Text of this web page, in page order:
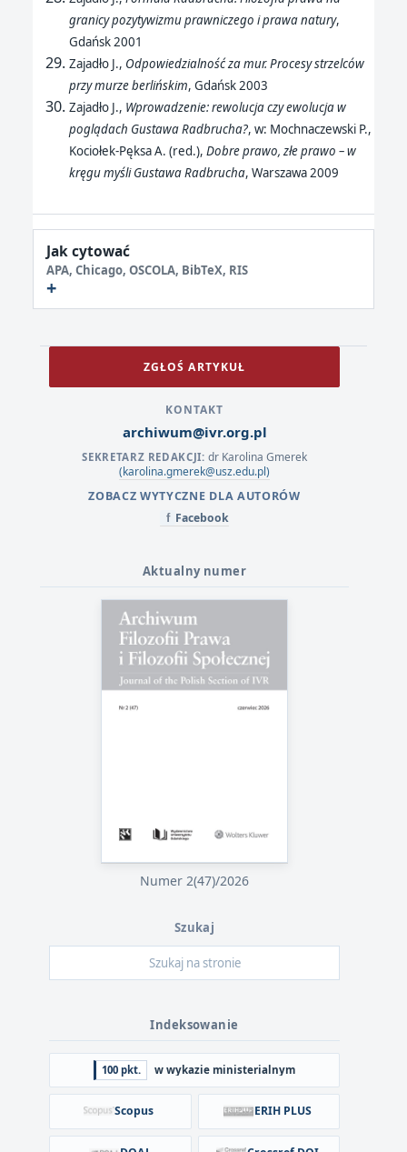
granicy pozytywizmu prawniczego i prawa natury,
Gdańsk 2001
Zajadło J., Odpowiedzialność za mur. Procesy strzelców
przy murze berlińskim, Gdańsk 2003
Zajadło J., Wprowadzenie: rewolucja czy ewolucja w
poglądach Gustawa Radbrucha?, w: Mochnaczewski P.,
Kociołek-Pęksa A. (red.), Dobre prawo, złe prawo – w
kręgu myśli Gustawa Radbrucha, Warszawa 2009
Jak cytować
APA, Chicago, OSCOLA, BibTeX, RIS
ZGŁOŚ ARTYKUŁ
KONTAKT
archiwum@ivr.org.pl
SEKRETARZ REDAKCJI: dr Karolina Gmerek
(karolina.gmerek@usz.edu.pl)
ZOBACZ WYTYCZNE DLA AUTORÓW
f Facebook
Aktualny numer
Numer 2(47)/2026
Indeksowanie
100 pkt. w wykazie ministerialnym
Scopus ERIH PLUS
Szukaj